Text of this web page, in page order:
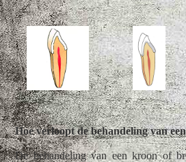
Hoe verloopt de behandeling van
De behandeling van een kroon of